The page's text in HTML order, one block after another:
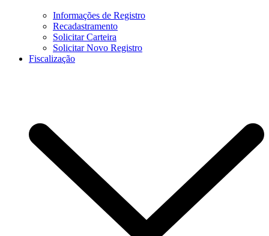
Informações de Registro
Recadastramento
Solicitar Carteira
Solicitar Novo Registro
Fiscalização